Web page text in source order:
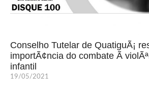
Conselho Tutelar de QuatiguÃ¡
importÃ¢ncia do combate Ã
infantil
19/05/2021